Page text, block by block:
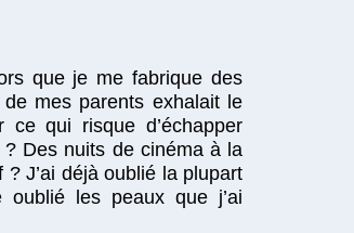
que je me fabrique des
mes parents exhalait le
ce qui risque d’échapper
Des nuits de cinéma à la
J’ai déjà oublié la plupart
les peaux que j’ai